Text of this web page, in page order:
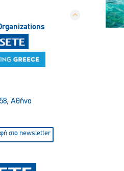
Αθήνα
στο newsletter